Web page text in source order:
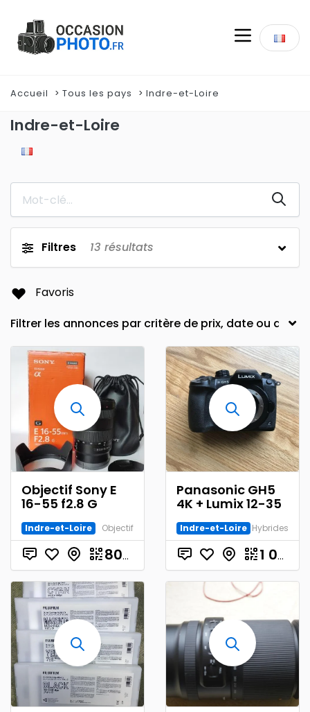
Accueil Tous les pays Indre-et-Loire
Indre-et-Loire
Filtres 13 résultats
Favoris
Objectif Sony E
16-55 f2.8 G
Indre-et-Loire Objectif
800.00
Panasonic GH5
4K + Lumix 12-35
Indre-et-Loire Hybrides
1 000.00